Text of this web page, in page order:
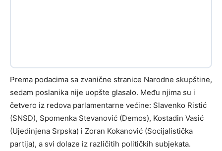
Prema podacima sa zvanične stranice Narodne skupštine,
sedam poslanika nije uopšte glasalo. Među njima su i
četvero iz redova parlamentarne većine: Slavenko Ristić
(SNSD), Spomenka Stevanović (Demos), Kostadin Vasić
(Ujedinjena Srpska) i Zoran Kokanović (Socijalistička
partija), a svi dolaze iz različitih političkih subjekata.